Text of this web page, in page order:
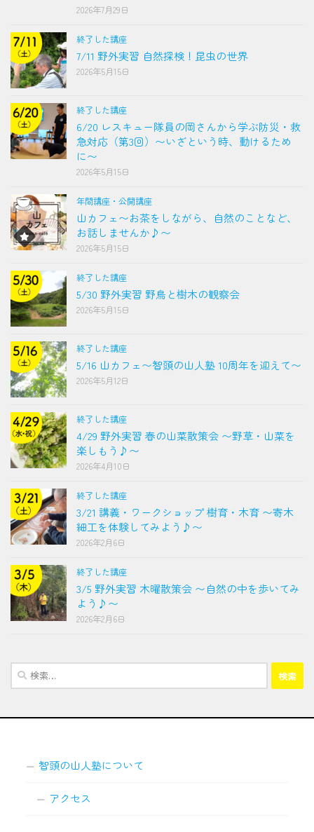
2026年7月29日
終了した講座
7/11 野外実習 自然探検！昆虫の世界
2026年5月15日
終了した講座
6/20 レスキュー隊員の岡さんから学ぶ防災・救
急対応（第3回）〜いざという時、動けるため
に〜
2026年5月15日
年間講座・公開講座
山カフェ〜お茶をしながら、自然のことなど、
お話しませんか♪〜
2026年5月15日
終了した講座
5/30 野外実習 野鳥と樹木の観察会
2026年5月15日
終了した講座
5/16 山カフェ〜智頭の山人塾 10周年を迎えて〜
2026年5月12日
終了した講座
4/29 野外実習 春の山菜散策会 〜野草・山菜を
楽しもう♪〜
2026年4月10日
終了した講座
3/21 講義・ワークショップ 樹育・木育 〜寄木
細工を体験してみよう♪〜
2026年2月6日
終了した講座
3/5 野外実習 木曜散策会 〜自然の中を歩いてみ
よう♪〜
2026年2月6日
検
索:
智頭の山人塾について
アクセス